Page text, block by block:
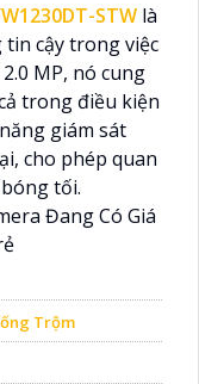
STW là
cậy trong việc
MP, nó cung
trong điều kiện
giám sát
cho phép quan
tối.
Đang Có Giá
Trộm